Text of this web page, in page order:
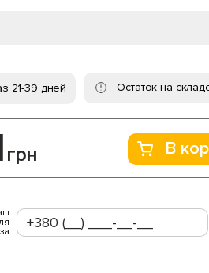
21-39 дней Остаток на
грн В